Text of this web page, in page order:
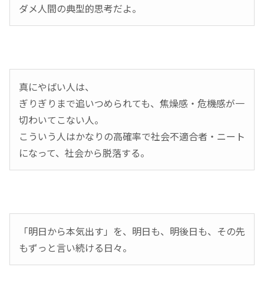
ダメ人間の典型的思考だよ。
真にやばい人は、
ぎりぎりまで追いつめられても、焦燥感・危機感が一
切わいてこない人。
こういう人はかなりの高確率で社会不適合者・ニート
になって、社会から脱落する。
「明日から本気出す」を、明日も、明後日も、その先
もずっと言い続ける日々。